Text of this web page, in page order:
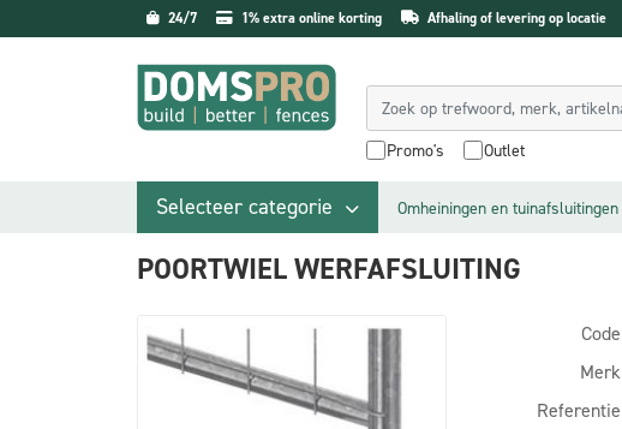
24/7 1% extra online korting Afhaling of levering op locatie
Promo's Outlet
Selecteer categorie Omheiningen en tuinafsluitingen
POORTWIEL WERFAFSLUITING
Code
Merk
Referentie